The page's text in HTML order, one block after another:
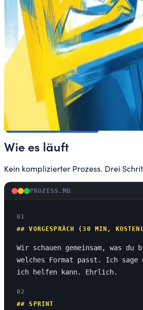
Kein Seminar mit Folien. Ein halber
Workflows. Wir bauen Prompts, testen
mit einem Setup nach Hause, das du
Gruppenformat in Berlin oder In-
Solopreneure & Freelancer
Kleine Teams
EU AI Act (Art. 4)
INVESTITION
ab 390 €
Zum KI-Workshop
Wie es läuft
Kein komplizierter Prozess. Drei
PROZESS.MD
01
##VORGESPRÄCH (30 MIN,
Wir schauen gemeinsam, was du
welches Format passt. Ich
ich helfen kann. Ehrlich.
02
##SPRINT